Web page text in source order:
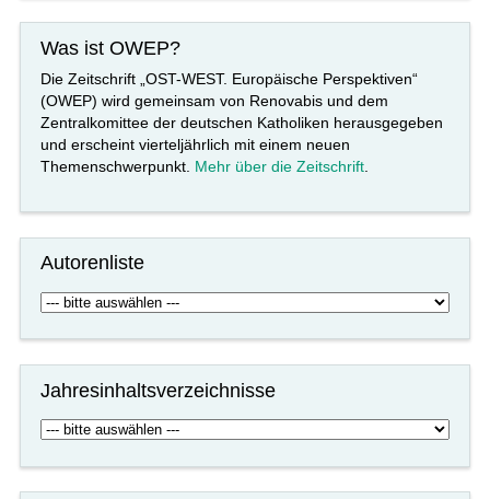
Was ist OWEP?
Die Zeitschrift „OST-WEST. Europäische Perspektiven“
(OWEP) wird gemeinsam von Renovabis und dem
Zentralkomittee der deutschen Katholiken herausgegeben
und erscheint vierteljährlich mit einem neuen
Themenschwerpunkt. Mehr über die Zeitschrift.
Autorenliste
Jahresinhaltsverzeichnisse